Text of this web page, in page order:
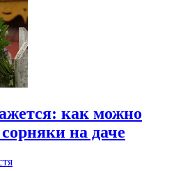
как можно
на даче